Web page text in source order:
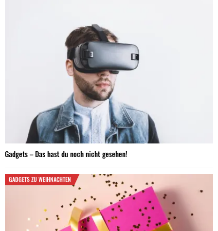
Gadgets – Das hast du noch nicht gesehen!
GADGETS ZU WEIHNACHTEN